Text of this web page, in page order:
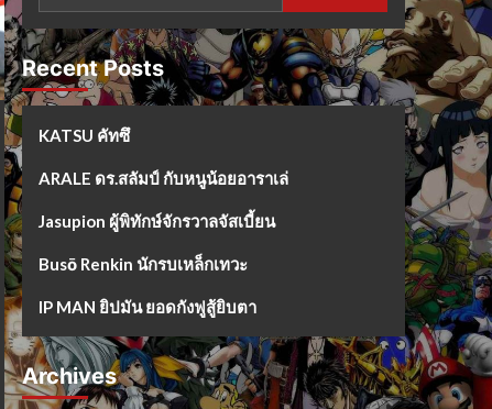
Recent Posts
KATSU คัทซึ
ARALE ดร.สลัมป์ กับหนูน้อยอาราเล่
Jasupion ผู้พิทักษ์จักรวาลจัสเบี้ยน
Busō Renkin นักรบเหล็กเทวะ
IP MAN ยิปมัน ยอดกังฟูสู้ยิบตา
Archives